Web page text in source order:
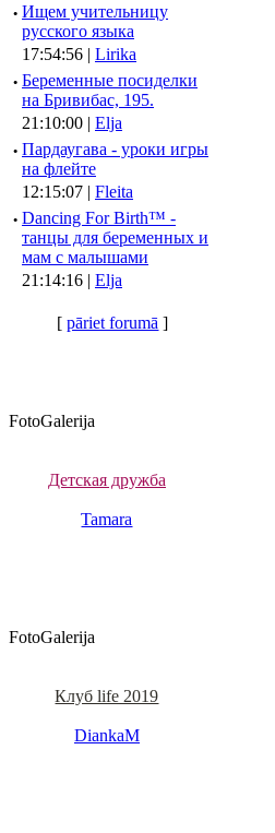
· Ищем учительницу
русского языка
17:54:56 | Lirika
· Беременные посиделки
на Бривибас, 195.
21:10:00 | Elja
· Пардаугава - уроки игры
на флейте
12:15:07 | Fleita
· Dancing For Birth™ -
танцы для беременных и
мам с малышами
21:14:16 | Elja
[pāriet forumā ]
FotoGalerija
Детская дружба
Tamara
FotoGalerija
Клуб life 2019
DiankaM